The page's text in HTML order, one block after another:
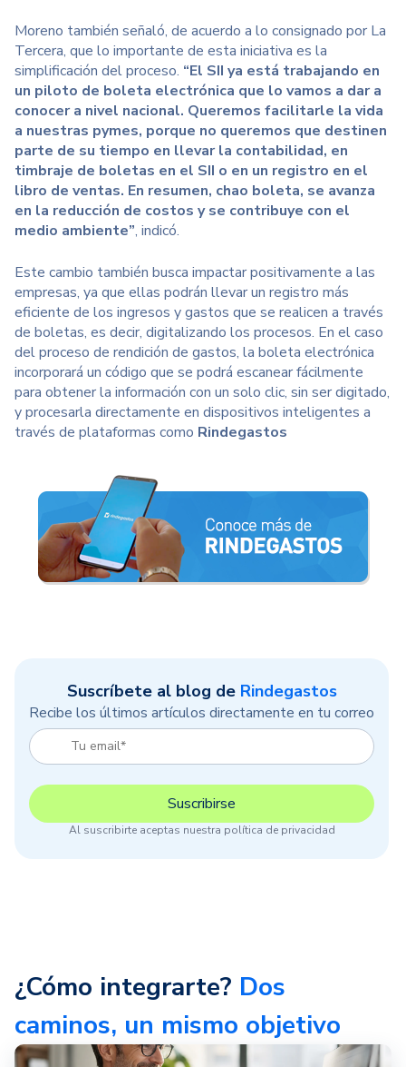
Suscríbete al blog de Rindegastos
Recibe los últimos artículos directamente en tu correo
Al suscribirte aceptas nuestra política de privacidad
Moreno también señaló, de acuerdo a lo consignado por La
Tercera, que lo importante de esta iniciativa es la
simplificación del proceso. “El SII ya está trabajando en
un piloto de boleta electrónica que lo vamos a dar a
conocer a nivel nacional. Queremos facilitarle la vida
a nuestras pymes, porque no queremos que destinen
parte de su tiempo en llevar la contabilidad, en
timbraje de boletas en el SII o en un registro en el
libro de ventas. En resumen, chao boleta, se avanza
en la reducción de costos y se contribuye con el
medio ambiente”, indicó.
Este cambio también busca impactar positivamente a las
empresas, ya que ellas podrán llevar un registro más
eficiente de los ingresos y gastos que se realicen a través
de boletas, es decir, digitalizando los procesos. En el caso
del proceso de rendición de gastos, la boleta electrónica
incorporará un código que se podrá escanear fácilmente
para obtener la información con un solo clic, sin ser digitado,
y procesarla directamente en dispositivos inteligentes a
través de plataformas como Rindegastos
¿Cómo integrarte? Dos
caminos, un mismo objetivo